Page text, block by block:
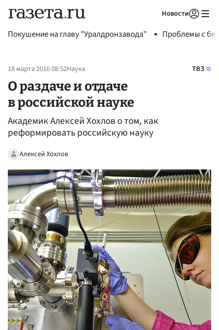
Новости
Покушение на главу "Уралдронзавода" Проблемы с
18 марта 2016 08:52Наука ТВЗ
О раздаче и отдаче
в российской науке
Академик Алексей Хохлов о том, как
реформировать российскую науку
Алексей Хохлов